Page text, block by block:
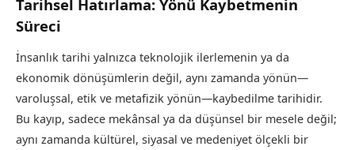
Tarihsel Hatırlama: Yönü Kaybetmenin
Süreci
İnsanlık tarihi yalnızca teknolojik ilerlemenin ya da
ekonomik dönüşümlerin değil, aynı zamanda yönün—
varoluşsal, etik ve metafizik yönün—kaybedilme tarihidir.
Bu kayıp, sadece mekânsal ya da düşünsel bir mesele değil;
aynı zamanda kültürel, siyasal ve medeniyet ölçekli bir